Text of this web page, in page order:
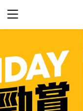
最新優惠
食得滋味
完整菜單
期間限定
生日派對